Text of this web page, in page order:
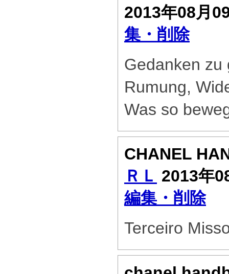
2013年08月
集・削除
Gedanken zu
Rumung,
Was so
CHANEL
ＲＬ 2013年
編集・削除
Terceiro